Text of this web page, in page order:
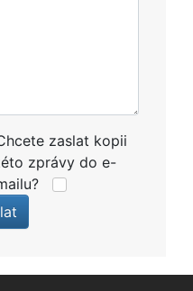
zaslat kopii
zprávy do e-